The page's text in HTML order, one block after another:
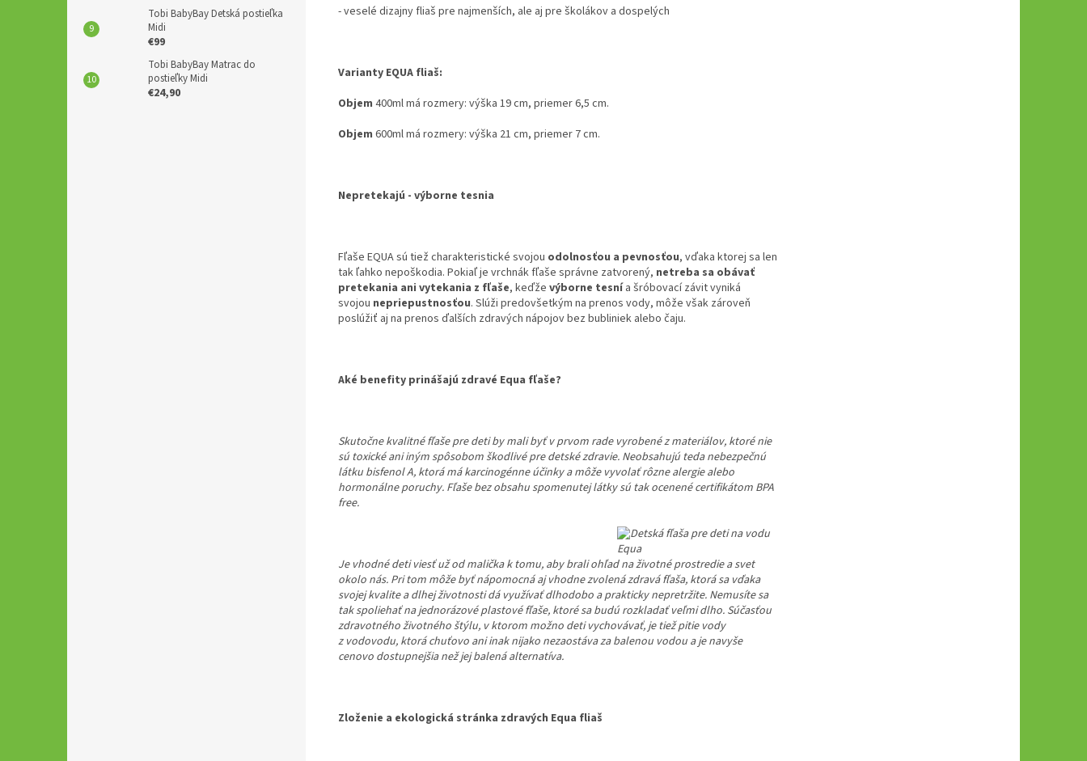
Tobi BabyBay Detská postieľka
Midi
€99
Tobi BabyBay Matrac do
postieľky Midi
€24,90
- veselé dizajny fliaš pre najmenších, ale aj pre školákov a dospelých
Varianty EQUA fliaš:
Objem 400ml má rozmery: výška 19 cm, priemer 6,5 cm.
Objem 600ml má rozmery: výška 21 cm, priemer 7 cm.
Nepretekajú - výborne tesnia
Fľaše EQUA sú tiež charakteristické svojou odolnosťou a pevnosťou, vďaka ktorej sa len
tak ľahko nepoškodia. Pokiaľ je vrchnák fľaše správne zatvorený, netreba sa obávať
pretekania ani vytekania z fľaše, keďže výborne tesnía šróbovací závit vyniká
svojou nepriepustnosťou. Slúži predovšetkým na prenos vody, môže však zároveň
poslúžiť aj na prenos ďalších zdravých nápojov bez bubliniek alebo čaju.
Aké benefity prinášajú zdravé Equa fľaše?
Skutočne kvalitné fľaše pre deti by mali byť v prvom rade vyrobené z materiálov, ktoré nie
sú toxické ani iným spôsobom škodlivé pre detské zdravie. Neobsahujú teda nebezpečnú
látku bisfenol A, ktorá má karcinogénne účinky a môže vyvolať rôzne alergie alebo
hormonálne poruchy. Fľaše bez obsahu spomenutej látky sú tak ocenené certifikátom BPA
free.
Je vhodné deti viesť už od malička k tomu, aby brali ohľad na životné prostredie a svet
okolo nás. Pri tom môže byť nápomocná aj vhodne zvolená zdravá fľaša, ktorá sa vďaka
svojej kvalite a dlhej životnosti dá využívať dlhodobo a prakticky nepretržite. Nemusíte sa
tak spoliehať na jednorázové plastové fľaše, ktoré sa budú rozkladať veľmi dlho. Súčasťou
zdravotného životného štýlu, v ktorom možno deti vychovávať, je tiež pitie vody
z vodovodu, ktorá chuťovo ani inak nijako nezaostáva za balenou vodou a je navyše
cenovo dostupnejšia než jej balená alternatíva.
Zloženie a ekologická stránka zdravých Equa fliaš